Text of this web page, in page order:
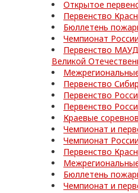
Открытое
Первенство
Бюллетень
Чемпионат
Первенство
Великой
Первенство
Первенство
Первенство
Краевые
Чемпионат и
Чемпионат
Первенство
Бюллетень
Чемпионат и